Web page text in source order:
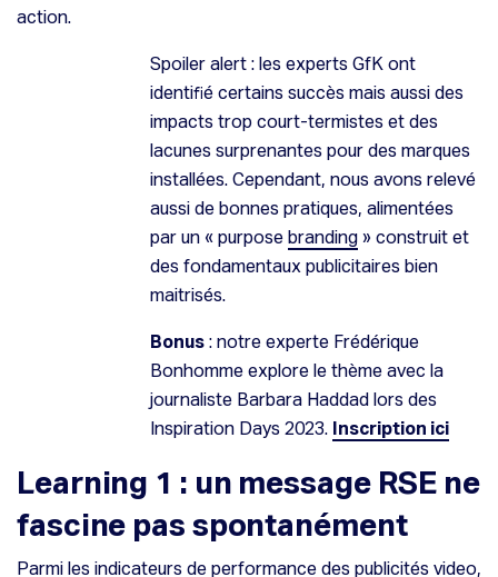
action.
Spoiler alert : les experts GfK ont
identifié certains succès mais aussi des
impacts trop court-termistes et des
lacunes surprenantes pour des marques
installées. Cependant, nous avons relevé
aussi de bonnes pratiques, alimentées
par un « purposebranding» construit et
des fondamentaux publicitaires bien
maitrisés.
Bonus: notre experte Frédérique
Bonhomme explore le thème avec la
journaliste Barbara Haddad lors des
Inspiration Days 2023. Inscription ici
Learning 1 : un message RSE ne
fascine pas spontanément
Parmi les indicateurs de performance des publicités video,